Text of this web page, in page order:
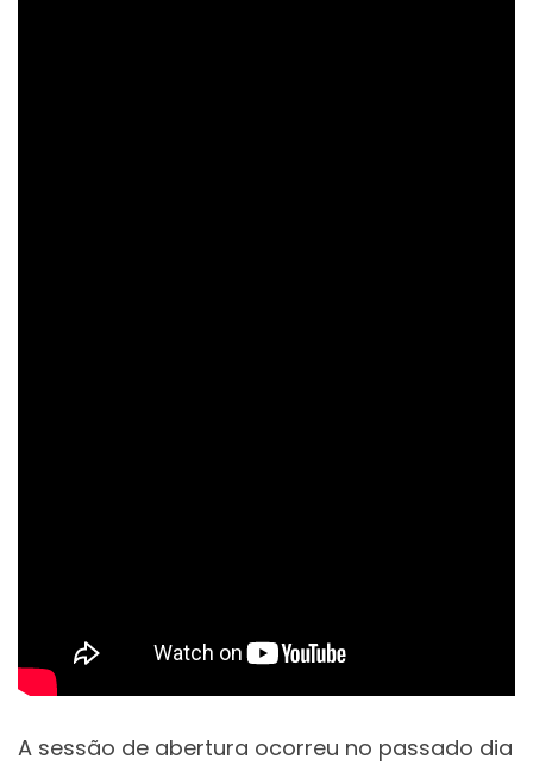
A sessão de abertura ocorreu no passado dia